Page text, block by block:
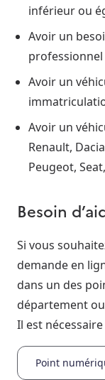
inférieur ou
Avoir un
professionnel
Avoir un
Avoir un
Renault,
Peugeot,
Besoin
Si vous
demande en
dans un des
département
Il est
Point